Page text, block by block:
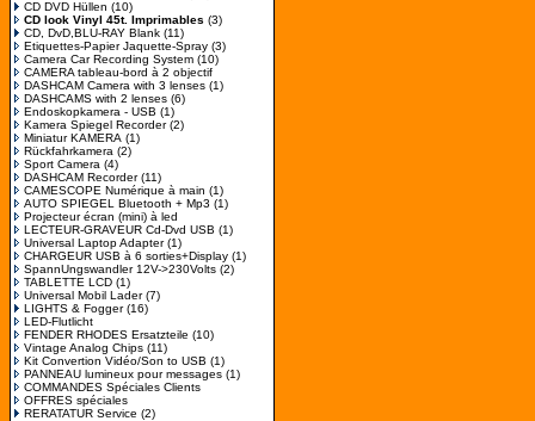
CD DVD Hüllen (10)
CD look Vinyl 45t. Imprimables (3)
CD, DvD,BLU-RAY Blank (11)
Etiquettes-Papier Jaquette-Spray (3)
Camera Car Recording System (10)
CAMERA tableau-bord à 2 objectif
DASHCAM Camera with 3 lenses (1)
DASHCAMS with 2 lenses (6)
Endoskopkamera - USB (1)
Kamera Spiegel Recorder(2)
Miniatur KAMERA (1)
Rückfahrkamera (2)
Sport Camera (4)
DASHCAM Recorder(11)
CAMESCOPE Numérique à main (1)
AUTO SPIEGEL Bluetooth + Mp3 (1)
Projecteur écran (mini) à led
LECTEUR-GRAVEUR Cd-Dvd USB (1)
Universal Laptop Adapter(1)
CHARGEUR USB à 6 sorties+Display (1)
SpannUngswandler 12V->230Volts (2)
TABLETTE LCD (1)
Universal Mobil Lader(7)
LIGHTS & Fogger(16)
LED-Flutlicht
FENDER RHODES Ersatzteile (10)
Vintage Analog Chips (11)
Kit Convertion Vidéo/Son to USB (1)
PANNEAU lumineux pour messages (1)
COMMANDES Spéciales Clients
OFFRES spéciales
RERATATUR Service (2)